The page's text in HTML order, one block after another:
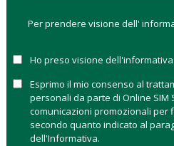
CLASSIFICHE
FONDI
COME SONO
PRIMO
Per prendere visione dell'
Ho preso visione dell'informativa
Esprimo il mio consenso al
personali da parte di Online SIM
comunicazioni promozionali per
secondo quanto indicato al
dell'Informativa.